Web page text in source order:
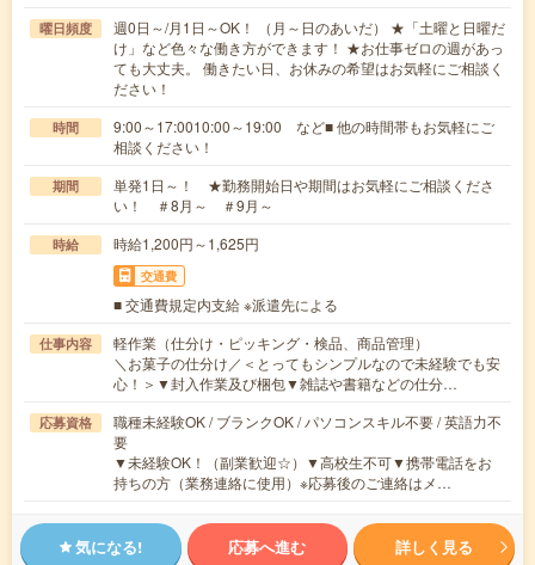
曜日頻度
週0日～/月1日～OK！ （月～日のあいだ） ★「土曜と日曜だ
け」など色々な働き方ができます！ ★お仕事ゼロの週があっ
ても大丈夫。 働きたい日、お休みの希望はお気軽にご相談く
ださい！
時間
9:00～17:0010:00～19:00 など■ 他の時間帯もお気軽にご
相談ください！
期間
単発1日～！ ★勤務開始日や期間はお気軽にご相談くださ
い！ ＃8月～ ＃9月～
時給 時給1,200円～1,625円
交通費
■ 交通費規定内支給 ※派遣先による
仕事内容
軽作業（仕分け・ピッキング・検品、商品管理）
＼お菓子の仕分け／＜とってもシンプルなので未経験でも安
心！＞▼封入作業及び梱包▼雑誌や書籍などの仕分…
応募資格
職種未経験OK / ブランクOK / パソコンスキル不要 / 英語力不
要
▼未経験OK！（副業歓迎☆）▼高校生不可▼携帯電話をお
持ちの方（業務連絡に使用）※応募後のご連絡はメ…
気になる! 応募へ進む 詳しく見る